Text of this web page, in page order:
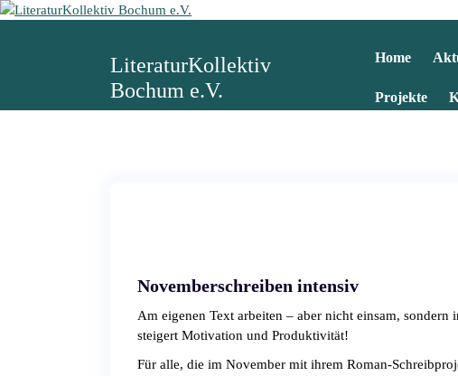
Z
h
LiteraturKollektiv
Bochum e.V.
Home
Projekte
Novemberschreiben intensiv
Am eigenen Text arbeiten – aber nicht einsam, sondern
steigert Motivation und Produktivität!
Für alle, die im November mit ihrem Roman-